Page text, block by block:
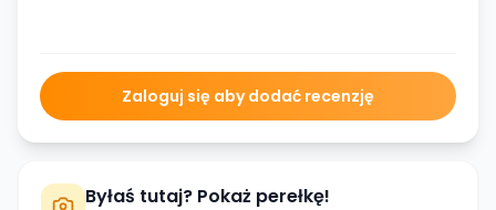
Zaloguj się aby dodać recenzję
Byłaś tutaj? Pokaż perełkę!